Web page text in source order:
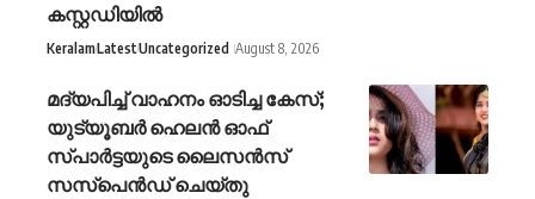
കസ്റ്റഡിയിൽ
KeralamLatestUncategorized August 8, 2026
മദ്യപിച്ച് വാഹനം ഓടിച്ച കേസ്;
യുട്യൂബര്‍ ഹെലന്‍ ഓഫ്
സ്പാര്‍ട്ടയുടെ ലൈസന്‍സ്
സസ്പെന്‍ഡ് ചെയ്തു